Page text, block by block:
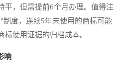
平，但需提前6个月办理。值得注
度，连续5年未使用的商标可能
使用证据的归档成本。
响